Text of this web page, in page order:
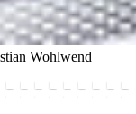
Wohlwend